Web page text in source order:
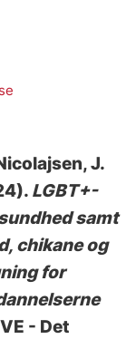
J.
LGBT+-
samt
chikane og
for
- Det